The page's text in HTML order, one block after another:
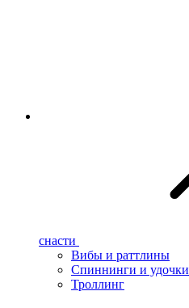
снасти
Вибы и раттлины
Спиннинги и удочки
Троллинг